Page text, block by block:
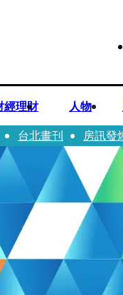
經理財 人物
台北畫刊 房訊發